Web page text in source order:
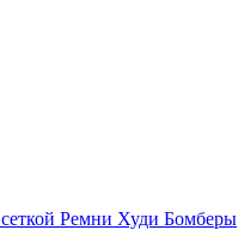
Ремни Худи Бомберы